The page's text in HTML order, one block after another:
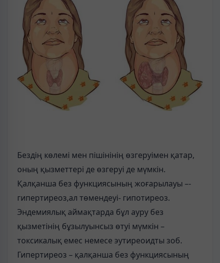
Бездің көлемі мен пішінінің өзгеруімен қатар,
оның қызметтері де өзгеруі де мүмкін.
Қалқанша без функциясының жоғарылауы –-
гипертиреоз,ал төмендеуі- гипотиреоз.
Эндемиялық аймақтарда бұл ауру без
қызметінің бұзылуынсыз өтуі мүмкін –
токсикалық емес немесе эутиреоидты зоб.
Гипертиреоз – қалқанша без функциясының